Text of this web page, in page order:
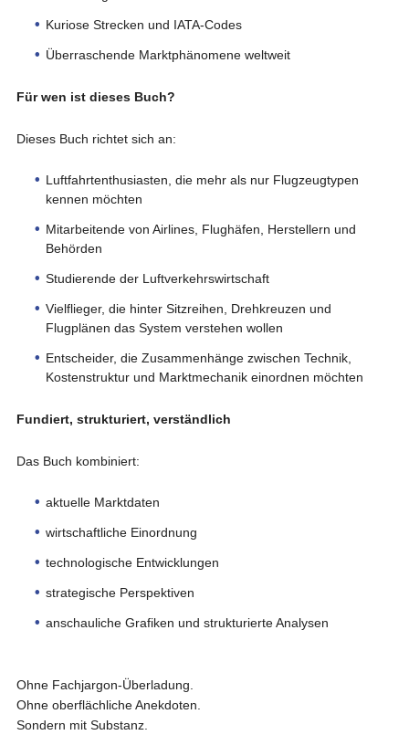
Kuriose Strecken und IATA-Codes
Überraschende Marktphänomene weltweit
Für wen ist dieses Buch?
Dieses Buch richtet sich an:
Luftfahrtenthusiasten, die mehr als nur Flugzeugtypen
kennen möchten
Mitarbeitende von Airlines, Flughäfen, Herstellern und
Behörden
Studierende der Luftverkehrswirtschaft
Vielflieger, die hinter Sitzreihen, Drehkreuzen und
Flugplänen das System verstehen wollen
Entscheider, die Zusammenhänge zwischen Technik,
Kostenstruktur und Marktmechanik einordnen möchten
Fundiert, strukturiert, verständlich
Das Buch kombiniert:
aktuelle Marktdaten
wirtschaftliche Einordnung
technologische Entwicklungen
strategische Perspektiven
anschauliche Grafiken und strukturierte Analysen
Ohne Fachjargon-Überladung.
Ohne oberflächliche Anekdoten.
Sondern mit Substanz.